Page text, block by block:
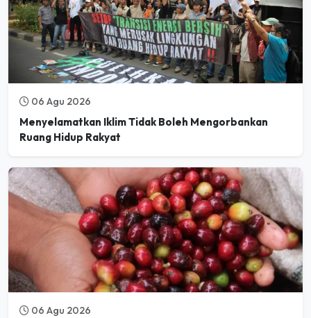
06 Agu 2026
Menyelamatkan Iklim Tidak Boleh Mengorbankan
Ruang Hidup Rakyat
06 Agu 2026